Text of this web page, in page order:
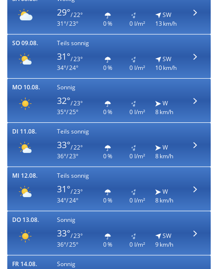
29°/ 22°
31°/ 23°
0 % 0 l/m²
SW
13 km/h
SO 09.08. Teils sonnig
31°/ 23°
34°/ 24°
0 % 0 l/m²
SW
10 km/h
MO 10.08. Sonnig
32°/ 23°
35°/ 25°
0 % 0 l/m²
W
8 km/h
DI 11.08. Teils sonnig
33°/ 22°
36°/ 23°
0 % 0 l/m²
W
8 km/h
MI 12.08. Teils sonnig
31°/ 23°
34°/ 24°
0 % 0 l/m²
W
8 km/h
DO 13.08. Sonnig
33°/ 23°
36°/ 25°
0 % 0 l/m²
SW
9 km/h
FR 14.08. Sonnig